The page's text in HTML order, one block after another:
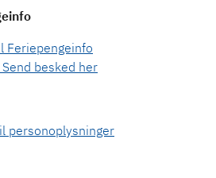
Feriepengeinfo
besked her
personoplysninger